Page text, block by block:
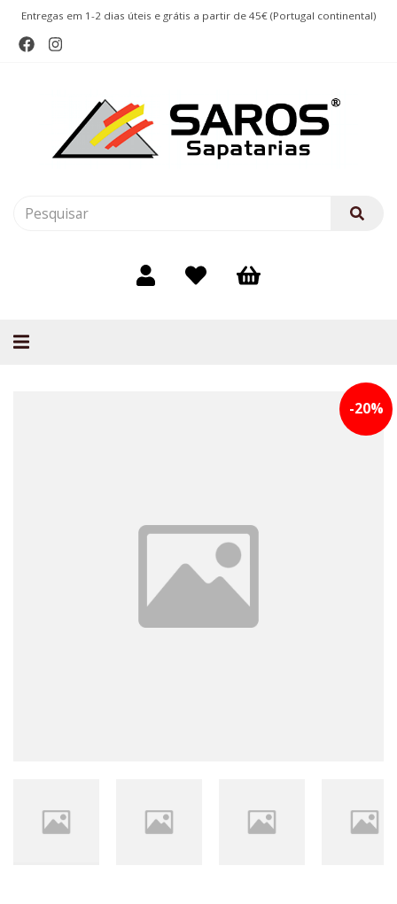
Entregas em 1-2 dias úteis e grátis a partir de 45€ (Portugal continental)
Alternar
-20%